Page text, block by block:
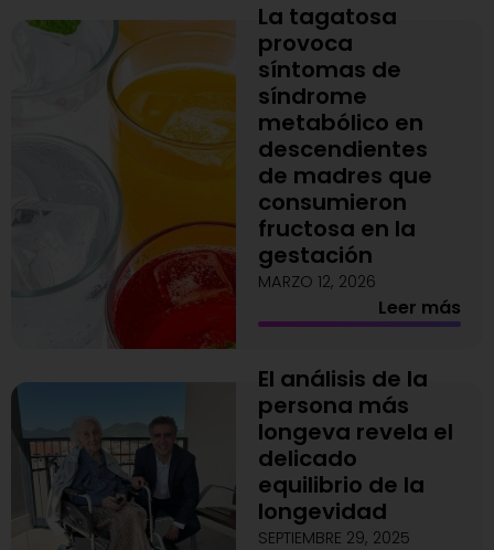
La tagatosa
provoca
síntomas de
síndrome
metabólico en
descendientes
de madres que
consumieron
fructosa en la
gestación
MARZO 12, 2026
Leer más
El análisis de la
persona más
longeva revela el
delicado
equilibrio de la
longevidad
SEPTIEMBRE 29, 2025